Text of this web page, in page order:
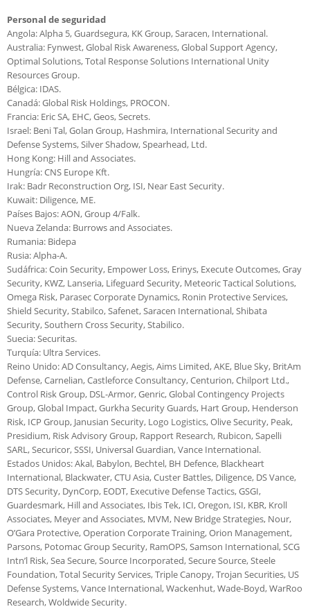
Personal de seguridad
Angola: Alpha 5, Guardsegura, KK Group, Saracen, International.
Australia: Fynwest, Global Risk Awareness, Global Support Agency,
Optimal Solutions, Total Response Solutions International Unity
Resources Group.
Bélgica: IDAS.
Canadá: Global Risk Holdings, PROCON.
Francia: Eric SA, EHC, Geos, Secrets.
Israel: Beni Tal, Golan Group, Hashmira, International Security and
Defense Systems, Silver Shadow, Spearhead, Ltd.
Hong Kong: Hill and Associates.
Hungría: CNS Europe Kft.
Irak: Badr Reconstruction Org, ISI, Near East Security.
Kuwait: Diligence, ME.
Países Bajos: AON, Group 4/Falk.
Nueva Zelanda: Burrows and Associates.
Rumania: Bidepa
Rusia: Alpha-A.
Sudáfrica: Coin Security, Empower Loss, Erinys, Execute Outcomes, Gray
Security, KWZ, Lanseria, Lifeguard Security, Meteoric Tactical Solutions,
Omega Risk, Parasec Corporate Dynamics, Ronin Protective Services,
Shield Security, Stabilco, Safenet, Saracen International, Shibata
Security, Southern Cross Security, Stabilico.
Suecia: Securitas.
Turquía: Ultra Services.
Reino Unido: AD Consultancy, Aegis, Aims Limited, AKE, Blue Sky, BritAm
Defense, Carnelian, Castleforce Consultancy, Centurion, Chilport Ltd.,
Control Risk Group, DSL-Armor, Genric, Global Contingency Projects
Group, Global Impact, Gurkha Security Guards, Hart Group, Henderson
Risk, ICP Group, Janusian Security, Logo Logistics, Olive Security, Peak,
Presidium, Risk Advisory Group, Rapport Research, Rubicon, Sapelli
SARL, Securicor, SSSI, Universal Guardian, Vance International.
Estados Unidos: Akal, Babylon, Bechtel, BH Defence, Blackheart
International, Blackwater, CTU Asia, Custer Battles, Diligence, DS Vance,
DTS Security, DynCorp, EODT, Executive Defense Tactics, GSGI,
Guardesmark, Hill and Associates, Ibis Tek, ICI, Oregon, ISI, KBR, Kroll
Associates, Meyer and Associates, MVM, New Bridge Strategies, Nour,
O’Gara Protective, Operation Corporate Training, Orion Management,
Parsons, Potomac Group Security, RamOPS, Samson International, SCG
Intn’l Risk, Sea Secure, Source Incorporated, Secure Source, Steele
Foundation, Total Security Services, Triple Canopy, Trojan Securities, US
Defense Systems, Vance International, Wackenhut, Wade-Boyd, WarRoo
Research, Woldwide Security.